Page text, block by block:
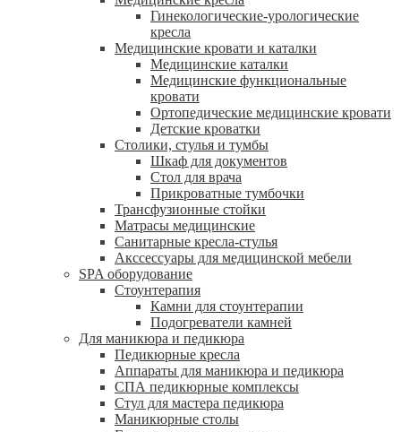
Гинекологические-урологические
кресла
Медицинские кровати и каталки
Медицинские каталки
Медицинские функциональные
кровати
Ортопедические медицинские кровати
Детские кроватки
Столики, стулья и тумбы
Шкаф для документов
Стол для врача
Прикроватные тумбочки
Трансфузионные стойки
Матрасы медицинские
Санитарные кресла-стулья
Акссессуары для медицинской мебели
SPA оборудование
Стоунтерапия
Камни для стоунтерапии
Подогреватели камней
Для маникюра и педикюра
Педикюрные кресла
Аппараты для маникюра и педикюра
СПА педикюрные комплексы
Стул для мастера педикюра
Маникюрные столы